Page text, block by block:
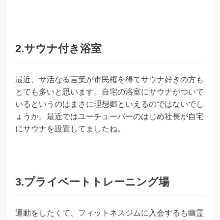
2.サウナ付き浴室
最近、サ活なる言葉が市民権を得てサウナ好きの方も
とても多いと思います。自宅の浴室にサウナがついて
いるというのはまさに理想郷といえるのではないでし
ょうか。最近ではユーチューバーのはじめ社長が自宅
にサウナを設置してましたね。
3.プライベートトレーニング場
運動をしたくて、フィットネスジムに入会するも幽霊